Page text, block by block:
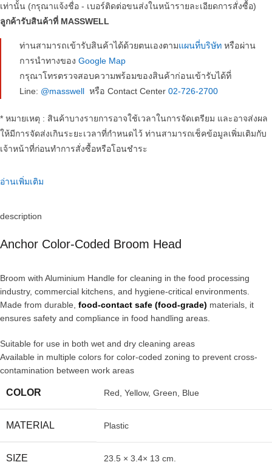
เท่านั้น (กรุณาแจ้งชื่อ - เบอร์ติดต่อขนส่งในหน้ารายละเอียดการสั่งซื้อ)
ลูกค้ารับสินค้าที่ MASSWELL
ท่านสามารถเข้ารับสินค้าได้ด้วยตนเองตามแผนที่บริษัท หรือผ่าน
การนำทางของ Google Map
กรุณาโทรตรวจสอบความพร้อมของสินค้าก่อนเข้ารับได้ที่
Line: @masswell หรือ Contact Center 02-726-2700
* หมายเหตุ : สินค้าบางรายการอาจใช้เวลาในการจัดเตรียม และอาจส่งผล
ให้มีการจัดส่งเกินระยะเวลาที่กำหนดไว้ ท่านสามารถเช็คข้อมูลเพิ่มเติมกับ
เจ้าหน้าที่ก่อนทำการสั่งซื้อหรือโอนชำระ
อ่านเพิ่มเติม
description
Anchor Color-Coded Broom Head
Broom with Aluminium Handle for cleaning in the food processing
industry, commercial kitchens, and hygiene-critical environments.
Made from durable, food-contact safe (food-grade) materials, it
ensures safety and compliance in food handling areas.
Suitable for use in both wet and dry cleaning areas
Available in multiple colors for color-coded zoning to prevent cross-
contamination between work areas
COLOR Red, Yellow, Green, Blue
MATERIAL Plastic
SIZE 23.5 × 3.4× 13 cm.